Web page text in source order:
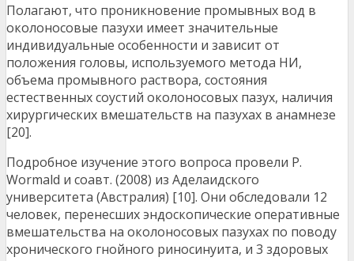
Полагают, что проникновение промывных вод в
околоносовые пазухи имеет значительные
индивидуальные особенности и зависит от
положения головы, используемого метода НИ,
объема промывного раствора, состояния
естественных соустий околоносовых пазух, наличия
хирургических вмешательств на пазухах в анамнезе
[20].
Подробное изучение этого вопроса провели P.
Wormald и соавт. (2008) из Аделаидского
университета (Австралия) [10]. Они обследовали 12
человек, перенесших эндоскопические оперативные
вмешательства на околоносовых пазухах по поводу
хронического гнойного риносинуита, и 3 здоровых